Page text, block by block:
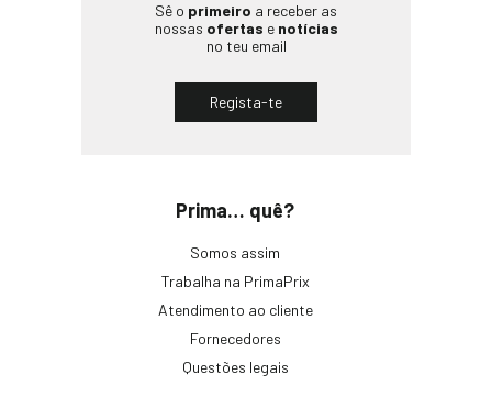
Prima… quê?
Somos assim
Trabalha na PrimaPrix
Atendimento ao cliente
Fornecedores
Questões legais
Sê o primeiro a receber as
nossas ofertas e notícias
no teu email
Regista-te